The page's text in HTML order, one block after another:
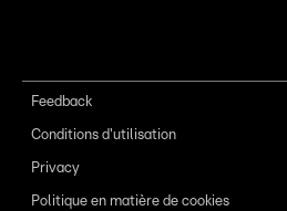
Feedback
Conditions d'utilisation
Privacy
Politique en matière de cookies